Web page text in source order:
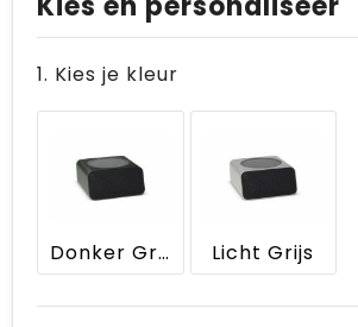
1. Kies je kleur
Donker Grijs Licht Grijs